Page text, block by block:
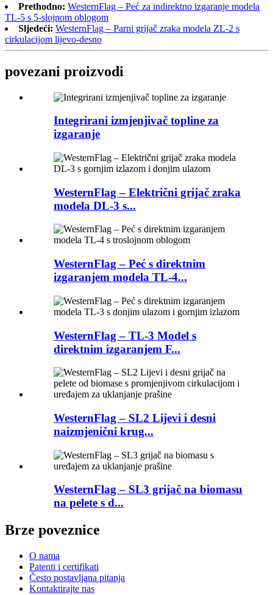
Prethodno: WesternFlag – Peć za indirektno izgaranje modela
TL-5 s 5-slojnom oblogom
Sljedeći: WesternFlag – Parni grijač zraka modela ZL-2 s
cirkulacijom lijevo-desno
povezani proizvodi
Integrirani izmjenjivač topline za
izgaranje
WesternFlag – Električni grijač zraka
modela DL-3 s...
WesternFlag – Peć s direktnim
izgaranjem modela TL-4...
WesternFlag – TL-3 Model s
direktnim izgaranjem F...
WesternFlag – SL2 Lijevi i desni
naizmjenični krug...
WesternFlag – SL3 grijač na biomasu
na pelete s d...
Brze poveznice
O nama
Patenti i certifikati
Često postavljana pitanja
Kontaktirajte nas